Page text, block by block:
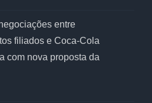
entre
filiados e Coca-Cola
com nova proposta da